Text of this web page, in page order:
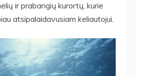
ir prabangių kurortų, kurie
atsipalaidavusiam keliautojui.